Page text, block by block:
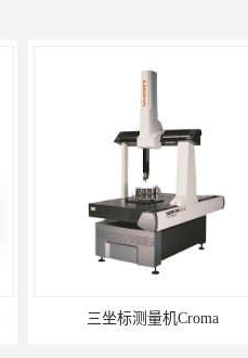
三坐标测量机Croma